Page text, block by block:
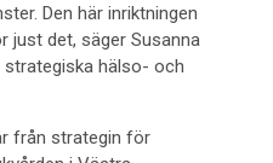
Den här inriktningen
just det, säger Susanna
hälso- och
från strategin för